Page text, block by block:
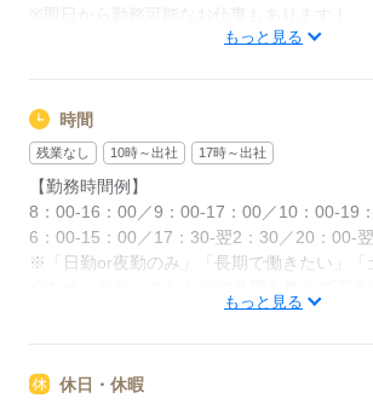
応募する
※即日から勤務可能なお仕事もあります！
応募する
もっと見る
時間
残業なし 10時～出社 17時～出社
【勤務時間例】
8：00-16：00／9：00-17：00／10：00-19
6：00-15：00／17：30-翌2：30／20：00-
※「日勤or夜勤のみ」「長期で働きたい」「
その際は、ご希望に沿う他のお仕事を並行し
もっと見る
休日・休暇